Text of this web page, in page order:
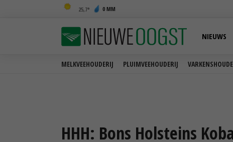
25,7 0 MM
MELKVEEHOUDERIJ PLUIMVEEHOUDERIJ
NIEUWS
HHH: Bons Holsteins